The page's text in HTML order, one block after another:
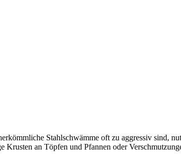
Stahlschwämme oft zu aggressiv sind,
an Töpfen und Pfannen oder